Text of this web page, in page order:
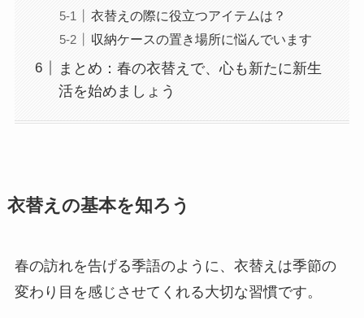
衣替えの際に役立つアイテムは？
収納ケースの置き場所に悩んでいます
まとめ：春の衣替えで、心も新たに新生
活を始めましょう
衣替えの基本を知ろう
春の訪れを告げる季語のように、衣替えは季節の
変わり目を感じさせてくれる大切な習慣です。